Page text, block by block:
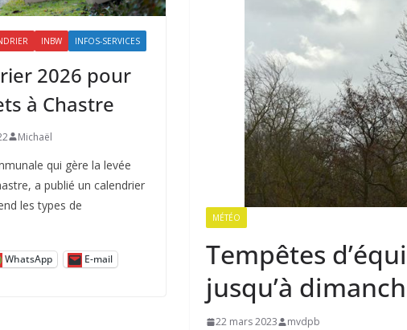
MÉTÉO
Tempêtes
jusqu’à
22 mars 2023 mvdpb
INBW INFOS-SERVICES
2026 pour
à Chastre
Michaël
qui gère la levée
a publié un calendrier
les types de
WhatsApp E-mail